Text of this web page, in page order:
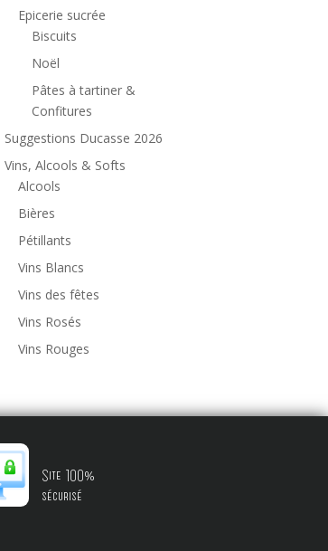
Epicerie sucrée
Biscuits
Noël
Pâtes à tartiner &
Confitures
Suggestions Ducasse 2026
Vins, Alcools & Softs
Alcools
Bières
Pétillants
Vins Blancs
Vins des fêtes
Vins Rosés
Vins Rouges
Site 100%
sécurisé